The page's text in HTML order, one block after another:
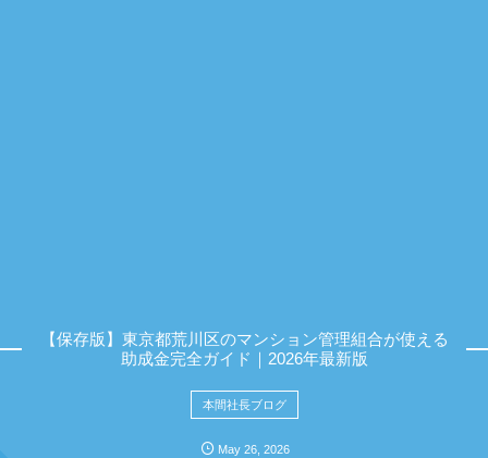
【保存版】東京都荒川区のマンション管理組合が使える
助成金完全ガイド｜2026年最新版
本間社長ブログ
May 26 ,2026